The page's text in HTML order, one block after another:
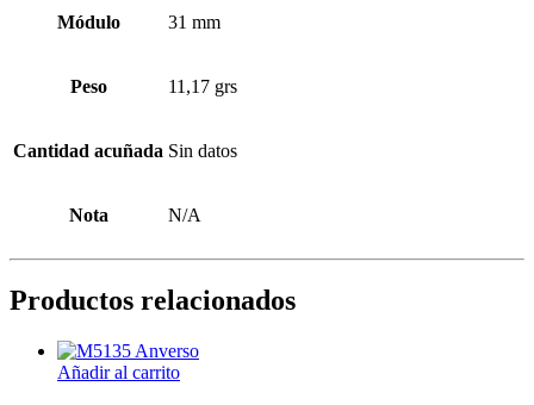
Módulo 31 mm
Peso 11,17 grs
Cantidad acuñada Sin datos
Nota N/A
Productos relacionados
Añadir al carrito